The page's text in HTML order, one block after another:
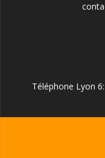
Téléphone Lyon